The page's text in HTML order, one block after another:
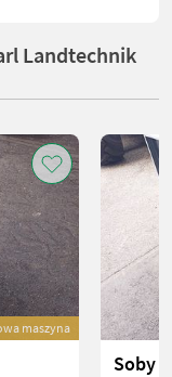
Landtechnik
maszyna
Soby